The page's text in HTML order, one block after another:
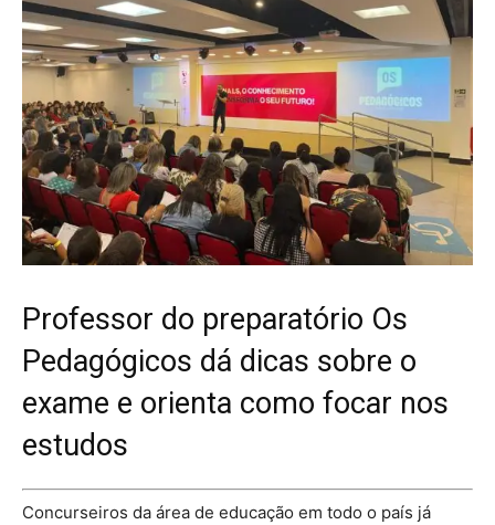
Professor do preparatório Os
Pedagógicos dá dicas sobre o
exame e orienta como focar nos
estudos
Concurseiros da área de educação em todo o país já